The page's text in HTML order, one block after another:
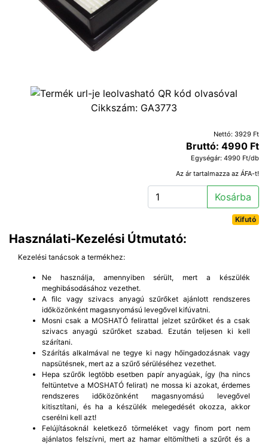
Cikkszám: GA3773
Nettó: 3929 Ft
Bruttó: 4990 Ft
Egységár: 4990 Ft/db
Az ár tartalmazza az ÁFA-t!
Kosárba
Kifutó
Használati-Kezelési Útmutató:
Kezelési tanácsok a termékhez:
Ne használja, amennyiben sérült, mert a készülék
meghibásodásához vezethet.
A filc vagy szivacs anyagú szűrőket ajánlott rendszeres
időközönként magasnyomású levegővel kifúvatni.
Mosni csak a MOSHATÓ felirattal jelzet szűrőket és a csak
szivacs anyagú szűrőket szabad. Ezután teljesen ki kell
szárítani.
Szárítás alkalmával ne tegye ki nagy hőingadozásnak vagy
napsütésnek, mert az a szűrő sérüléséhez vezethet.
Hepa szűrők legtöbb esetben papír anyagúak, így (ha nincs
feltüntetve a MOSHATÓ felirat) ne mossa ki azokat, érdemes
rendszeres időközönként magasnyomású levegővel
kitisztítani, és ha a készülék melegedését okozza, akkor
cserélni kell azt!
Felújításoknál keletkező törmeléket vagy finom port nem
ajánlatos felszívni, mert az hamar eltömítheti a szűrőt és a